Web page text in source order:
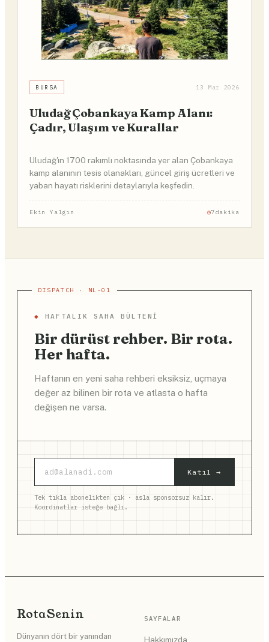
BURSA 13 Mar 2026
Uludağ Çobankaya Kamp Alanı:
Çadır, Ulaşım ve Kurallar
Uludağ'ın 1700 rakımlı noktasında yer alan Çobankaya
kamp alanının tesis olanakları, güncel giriş ücretleri ve
yaban hayatı risklerini detaylarıyla keşfedin.
Ekin Yalgın 7dakika
◆ HAFTALIK SAHA BÜLTENI
Bir dürüst rehber. Bir rota.
Her hafta.
Haftanın en yeni saha rehberi eksiksiz, uçmaya
değer az bilinen bir rota ve atlasta o hafta
değişen ne varsa.
Katıl →
Tek tıkla abonelikten çık · asla sponsorsuz kalır.
Koordinatlar isteğe bağlı.
RotaSenin
Dünyanın dört bir yanından
SAYFALAR
Hakkımızda